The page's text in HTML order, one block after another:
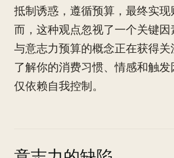
抵制诱惑，遵循预算，最终实
而，这种观点忽视了一个关键
与意志力预算的概念正在获得
了解你的消费习惯、情感和触
仅依赖自我控制。